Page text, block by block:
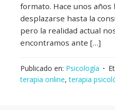
formato. Hace unos años
desplazarse hasta la
pero la realidad actual
encontramos ante […]
Publicado en: Psicología
terapia online,terapia